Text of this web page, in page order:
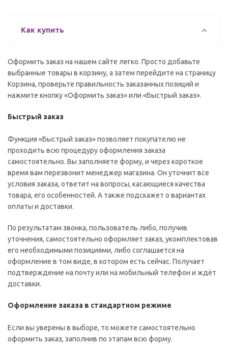
Как купить
Оформить заказ на нашем сайте легко. Просто добавьте
выбранные товары в корзину, а затем перейдите на страницу
Корзина, проверьте правильность заказанных позиций и
нажмите кнопку «Оформить заказ» или «Быстрый заказ».
Быстрый заказ
Функция «Быстрый заказ» позволяет покупателю не
проходить всю процедуру оформления заказа
самостоятельно. Вы заполняете форму, и через короткое
время вам перезвонит менеджер магазина. Он уточнит все
условия заказа, ответит на вопросы, касающиеся качества
товара, его особенностей. А также подскажет о вариантах
оплаты и доставки.
По результатам звонка, пользователь либо, получив
уточнения, самостоятельно оформляет заказ, укомплектовав
его необходимыми позициями, либо соглашается на
оформление в том виде, в котором есть сейчас. Получает
подтверждение на почту или на мобильный телефон и ждёт
доставки.
Оформление заказа в стандартном режиме
Если вы уверены в выборе, то можете самостоятельно
оформить заказ, заполнив по этапам всю форму.